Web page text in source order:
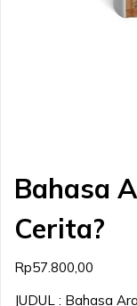
Bahasa
Cerita?
Rp57.800,00
JUDUL : Bahasa